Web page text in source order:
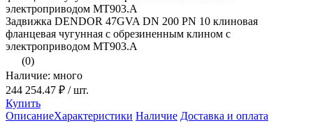
Задвижка DENDOR 47GVA DN 200 PN 10 клиновая
фланцевая чугунная с обрезиненным клином с
электроприводом МТ903.А
(0)
Наличие: много
244 254.47 ₽ / шт.
Купить
ОписаниеХарактеристики Наличие Доставка и оплата